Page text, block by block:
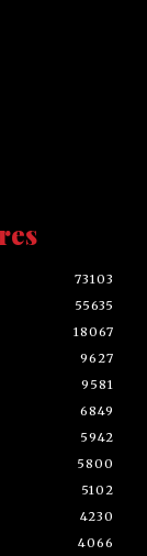
73103
55635
18067
9627
9581
6849
5942
5800
5102
4230
4066